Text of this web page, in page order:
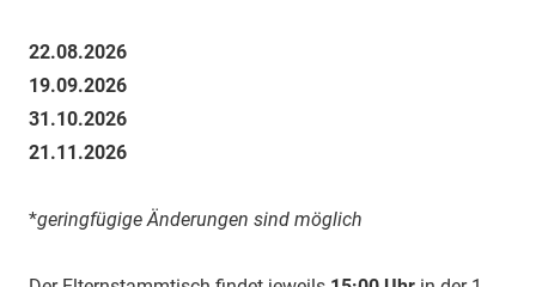
22.08.2026
19.09.2026
31.10.2026
21.11.2026
*geringfügige Änderungen sind möglich